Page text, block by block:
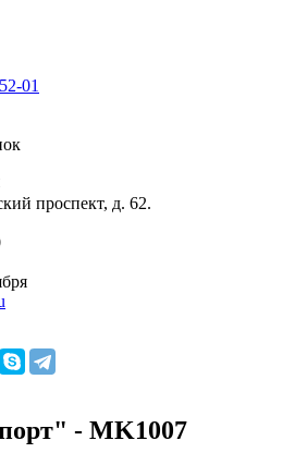
01
проспект, д. 62.
- MK1007